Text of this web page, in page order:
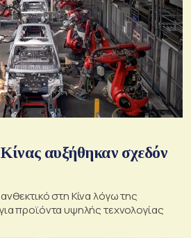
αυξήθηκαν σχεδόν
στη Κίνα λόγω της
προϊόντα υψηλής τεχνολογίας